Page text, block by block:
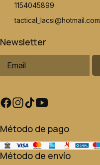
1154045899
tactical_lacsi@hotmail.com
Newsletter
Método de pago
Método de envío